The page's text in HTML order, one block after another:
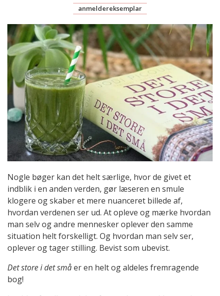
anmeldereksemplar
Nogle bøger kan det helt særlige, hvor de givet et
indblik i en anden verden, gør læseren en smule
klogere og skaber et mere nuanceret billede af,
hvordan verdenen ser ud. At opleve og mærke hvordan
man selv og andre mennesker oplever den samme
situation helt forskelligt. Og hvordan man selv ser,
oplever og tager stilling. Bevist som ubevist.
Det store i det småer en helt og aldeles fremragende
bog!